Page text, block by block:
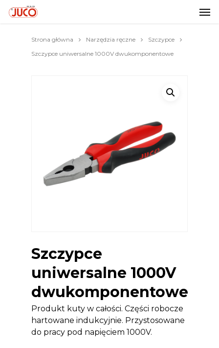
Strona główna Narzędzia ręczne
Szczypce
Szczypce uniwersalne 1000V dwukomponentowe
Szczypce
uniwersalne 1000V
dwukomponentowe
Produkt kuty w całości. Części robocze
hartowane indukcyjnie. Przystosowane
do pracy pod napięciem 1000V.